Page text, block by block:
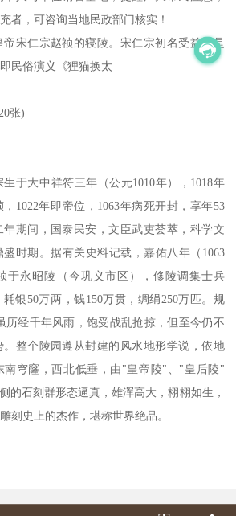
者，可咨询当地民政部门核实！
宋仁宗赵祯的寝陵。宋仁宗初名受益，是
民俗演义《狸猫换太
张)
于大中祥符三年（公元1010年），1018年
1022年即帝位，1063年病死开封，享年53
期间，国泰民安，文臣武吏荟萃，科学文
时期。据有关史料记载，嘉佑八年（1063
于永昭陵（今巩义市区），修陵调集士兵
耗银50万两，钱150万贯，绸绢250万匹。规
历经千年风雨，饱受战乱抢掠，但至今仍不
整个陵园遵从封建的风水地形学说，依地
南穹窿，西北低垂，由"皇帝陵"、"皇后陵"
的石刻群形态逼真，雄浑高大，栩栩如生，
刻史上的杰作，堪称世界绝品。